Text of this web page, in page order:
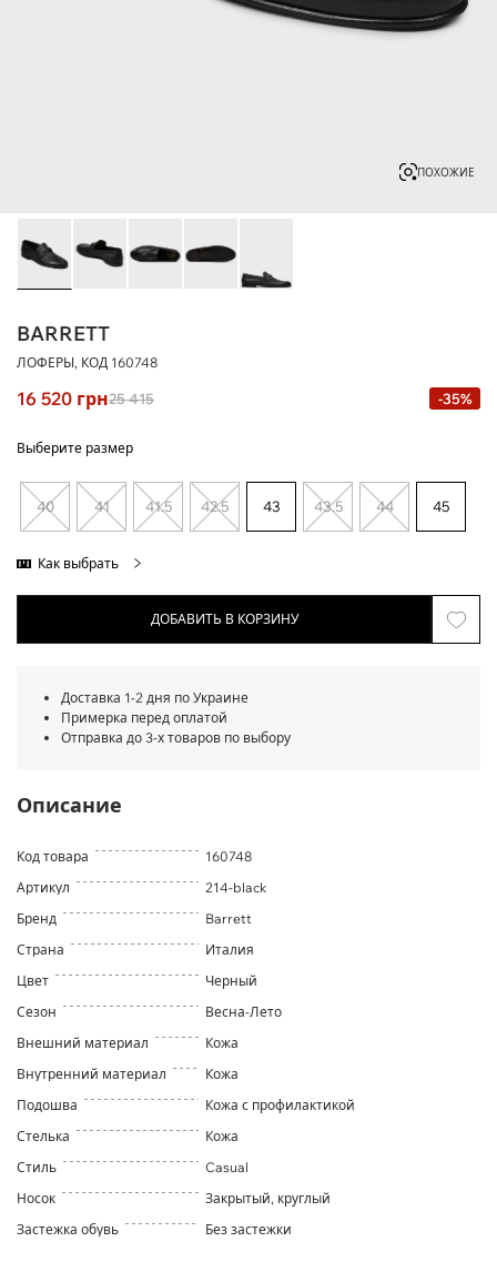
ПОХОЖИЕ
BARRETT
ЛОФЕРЫ, КОД 160748
16 520 грн25 415 -35%
Выберите размер
40 41 41.5 42.5 43 43.5 44 45
Как выбрать
ДОБАВИТЬ В КОРЗИНУ
Доставка 1-2 дня по Украине
Примерка перед оплатой
Отправка до 3-х товаров по выбору
Описание
Код товара
160748
Артикул
214-black
Бренд
Barrett
Страна
Италия
Цвет
Черный
Сезон
Весна-Лето
Внешний материал
Кожа
Внутренний материал
Кожа
Подошва
Кожа с профилактикой
Стелька
Кожа
Стиль
Casual
Носок
Закрытый, круглый
Застежка обувь
Без застежки